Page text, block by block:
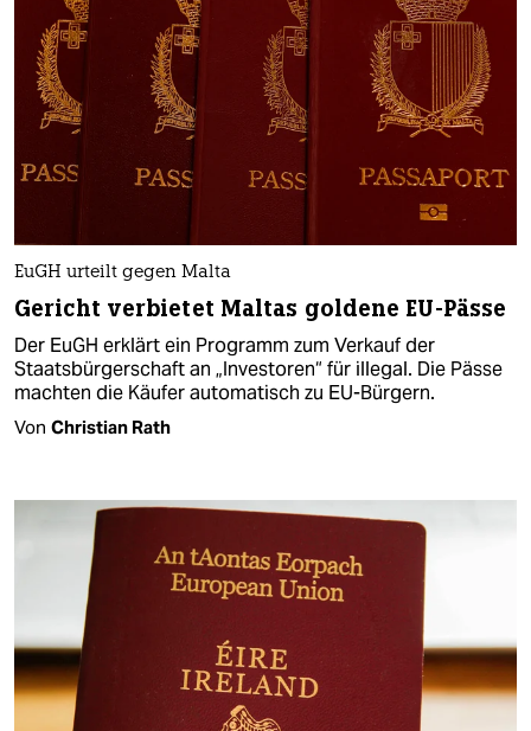
EuGH urteilt gegen Malta
Gericht verbietet Maltas goldene EU-Pässe
Der EuGH erklärt ein Programm zum Verkauf der
Staatsbürgerschaft an „Investoren“ für illegal. Die Pässe
machten die Käufer automatisch zu EU-Bürgern.
Von Christian Rath